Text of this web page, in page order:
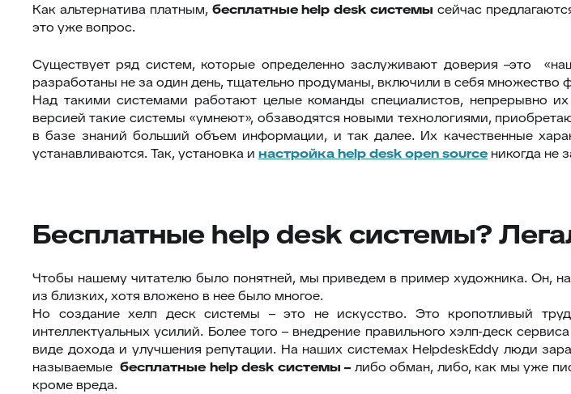
Как альтернатива платным,бесплатныеhelp desk системысейчас
это уже вопрос.
Существует ряд систем, которые определенно заслуживают доверия –это
разработаны не за один день, тщательно продуманы, включили в себя
Над такими системами работают целые команды специалистов, непрерывно
версией такие системы «умнеют», обзаводятся новыми технологиями,
в базе знаний больший объем информации, и так далее. Их качественные
устанавливаются. Так, установка и настройкаhelpdeskopensource никогда не
Бесплатные help desk системы?
Чтобы нашему читателю было понятней, мы приведем в пример художника. Он,
из близких, хотя вложено в нее было многое.
Но создание хелп деск системы – это не искусство. Это кропотливый
интеллектуальных усилий. Более того – внедрение правильного хэлп-деск
виде дохода и улучшения репутации. На наших системах HelpdeskEddy люди
называемые бесплатные help desk системы – либо обман, либо, как мы уже
кроме вреда.